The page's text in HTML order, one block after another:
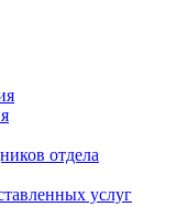
отдела
услуг